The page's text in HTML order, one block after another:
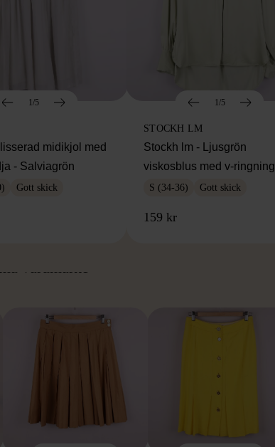
1/5
midikjol med
- Salviagrön
Gott skick
1/5
STOCKH LM
Stockh lm - Ljusgrön
viskosblus med v-ringning
S (34-36) Gott skick
159 kr
varumärke